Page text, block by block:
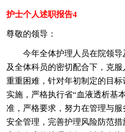
护士个人述职报告4
尊敬的领导：
今年全体护理人员在院领导
及全体科员的密切配合下，克
重重困难，针对年初制定的目
实施，严格执行省“血液透析基
准，严格要求，努力在管理与
安全管理，完善护理风险防范措